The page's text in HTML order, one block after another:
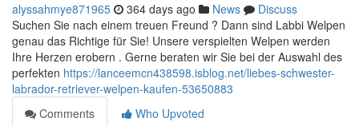
alyssahmye871965 364 days ago News
Discuss
Suchen Sie nach einem treuen Freund ? Dann sind Labbi Welpen
genau das Richtige für Sie! Unsere verspielten Welpen werden
Ihre Herzen erobern . Gerne beraten wir Sie bei der Auswahl des
perfekten https://lanceemcn438598.isblog.net/liebes-schwester-
labrador-retriever-welpen-kaufen-53650883
Comments
Who Upvoted